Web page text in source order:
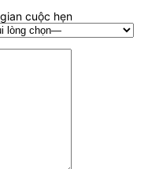
cuộc hẹn